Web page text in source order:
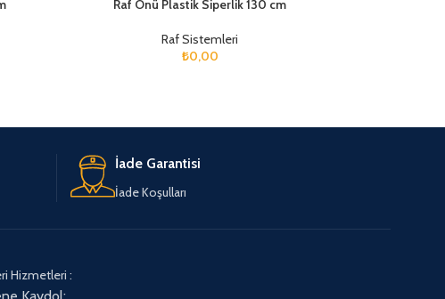
Raf Önü Plastik Siperlik 130 cm
Raf Sistemleri
₺0,00
İade Garantisi
İade Koşulları
Hizmetleri :